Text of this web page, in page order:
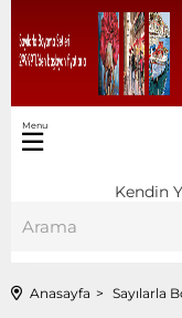
Kendin
Menu
Anasayfa Sayılarla